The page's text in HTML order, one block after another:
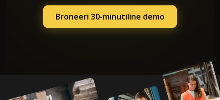
Broneeri 30-minutiline demo